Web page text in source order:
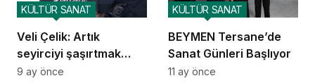
Veli Çelik: Artık
seyirciyi şaşırtmak
değil, hissettirmek
KÜLTÜR SANAT
9 ay önce
BEYMEN Tersane’de
Sanat Günleri Başlıyor
KÜLTÜR SANAT
11 ay önce